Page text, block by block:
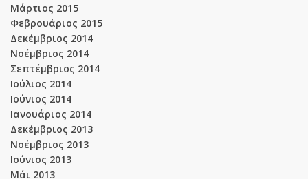
Μάρτιος 2015
Φεβρουάριος 2015
Δεκέμβριος 2014
Νοέμβριος 2014
Σεπτέμβριος 2014
Ιούλιος 2014
Ιούνιος 2014
Ιανουάριος 2014
Δεκέμβριος 2013
Νοέμβριος 2013
Ιούνιος 2013
Μάι 2013